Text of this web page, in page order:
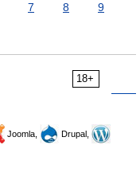
7 8
9
18+
Joomla,
Drupal,